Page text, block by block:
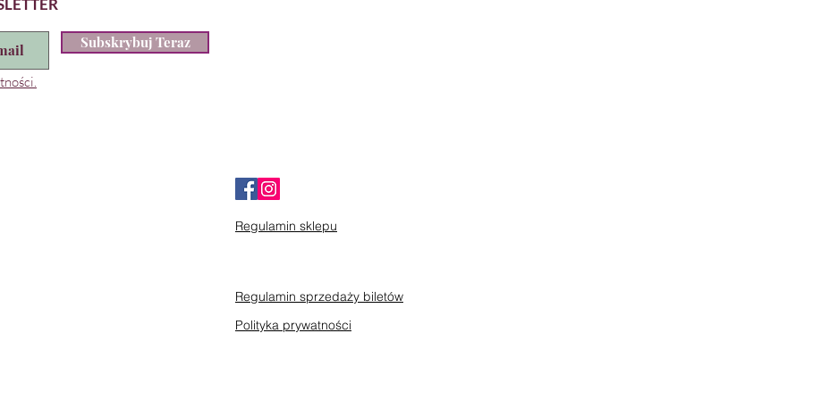
oraz kurs Arteterapii.
miesiące) 220 zł
Subskrybuj Teraz
Regulamin sklepu
Regulamin sprzedaży biletów
Polityka prywatności